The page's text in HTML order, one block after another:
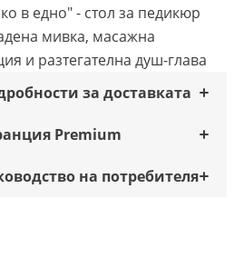
в едно" - стол за педикюр
мивка, масажна
и разтегателна душ-глава
за доставката
Premium
на потребителя